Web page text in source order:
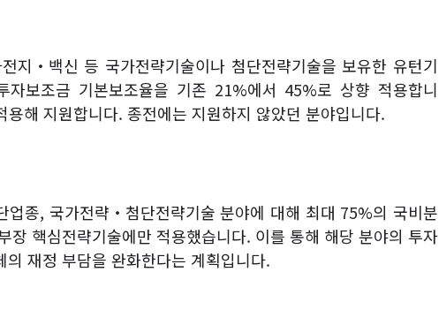
지 ‧ 백신 등 국가전략기술이나 첨단전략기술을 보유한 유턴기
보조금 기본보조율을 기존 21%에서 45%로 상향 적용합니
용해 지원합니다. 종전에는 지원하지 않았던 분야입니다.
업종, 국가전략 ‧ 첨단전략기술 분야에 대해 최대 75%의 국비분
장 핵심전략기술에만 적용했습니다. 이를 통해 해당 분야의 투자
재정 부담을 완화한다는 계획입니다.